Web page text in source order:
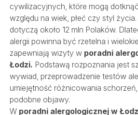
Porody
Dla firm
Przychodnie
cywilizacyjnych, które mogą
względu na wiek, płeć czy styl
dotyczą około 12 mln Polaków.
alergii powinna być rzetelna i
zapewniają wizyty w poradni
Łodzi. Podstawą rozpoznania jest
wywiad, przeprowadzenie testów
umiejętność różnicowania
podobne objawy.
W poradni alergologicznej w